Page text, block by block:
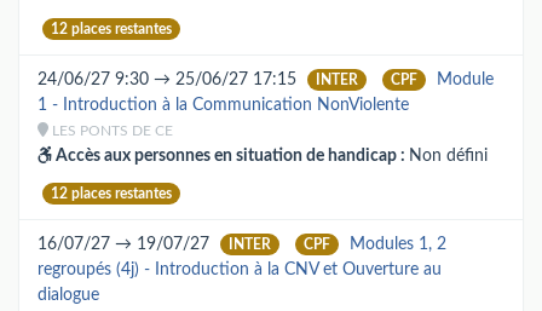
12 places restantes
24/06/27 9:30 → 25/06/27 17:15 INTER CPF
Module
1 - Introduction à la Communication NonViolente
LES PONTS DE CE
Accès aux personnes en situation de handicap : Non défini
12 places restantes
16/07/27 → 19/07/27 INTER CPF
Modules 1, 2
regroupés (4j) - Introduction à la CNV et Ouverture au
dialogue